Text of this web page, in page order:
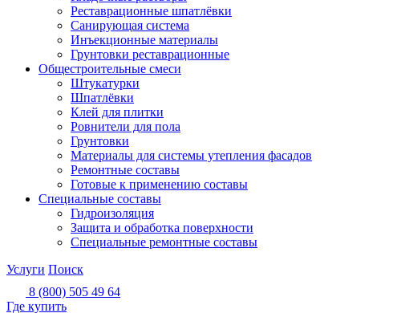
Реставрационные шпатлёвки
Санирующая система
Инъекционные материалы
Грунтовки реставрационные
Общестроительные смеси
Штукатурки
Шпатлёвки
Клей для плитки
Ровнители для пола
Грунтовки
Материалы для системы утепления фасадов
Ремонтные составы
Готовые к применению составы
Специальные составы
Гидроизоляция
Защита и обработка поверхности
Специальные ремонтные составы
Услуги Поиск
8 (800) 505 49 64
Где купить